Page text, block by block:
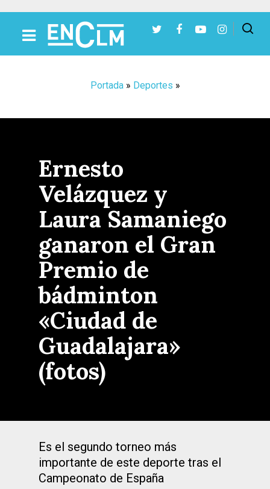
Portada» Deportes »
Ernesto
Velázquez y
Laura Samaniego
ganaron el Gran
Premio de
bádminton
«Ciudad de
Guadalajara»
(fotos)
Es el segundo torneo más
importante de este deporte tras el
Campeonato de España